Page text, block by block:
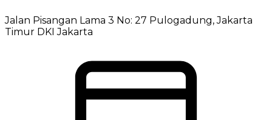
Jalan Pisangan Lama 3 No: 27 Pulogadung, Jakarta
Timur DKI Jakarta